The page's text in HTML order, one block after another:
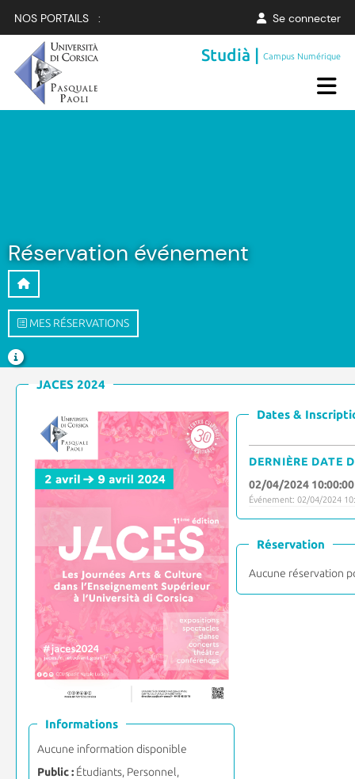
NOS PORTAILS : Se connecter
Studià |Campus Numérique
Réservation événement
MES RÉSERVATIONS
JACES 2024
Informations
Aucune information disponible
Public :Étudiants, Personnel,
Dates &
DERNIÈRE DATE
02/04/2024 10:00:00
Événement: 02/04/2024
Réservation
Aucune réservation